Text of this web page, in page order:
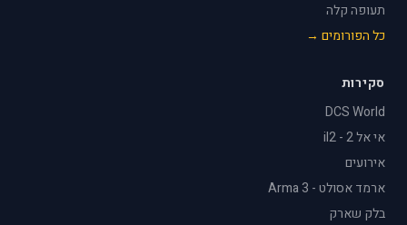
תעופה קלה
כל הפורומים →
סקירות
DCS World
אי אל 2 - il2
אירועים
ארמד אסולט - Arma 3
בלק שארק